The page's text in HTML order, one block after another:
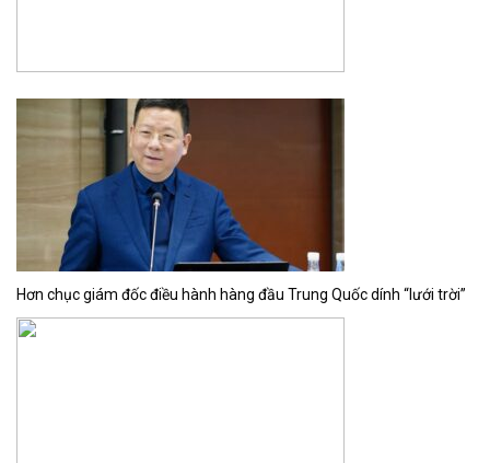
Hơn chục giám đốc điều hành hàng đầu Trung Quốc dính “lưới trời”